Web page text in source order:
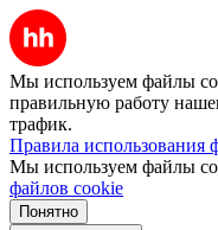
Мы используем файлы
правильную работу
трафик.
Правила использования
Мы используем файлы
файлов cookie
Понятно